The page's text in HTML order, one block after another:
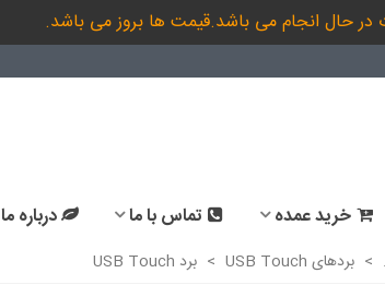
حال انجام می باشد.قیمت ها بروز می باشد.
خرید عمده تماس با ما درباره ما
> بردهای USB Touch > برد USB Touch